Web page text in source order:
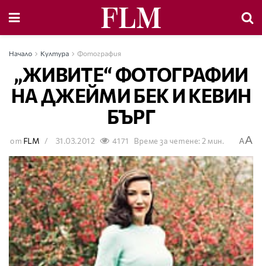
Начало Култура Фотография
„ЖИВИТЕ“ ФОТОГРАФИИ
НА ДЖЕЙМИ БЕК И КЕВИН
БЪРГ
от FLM 31.03.2012 4171 Време за четене: 2 мин. AA